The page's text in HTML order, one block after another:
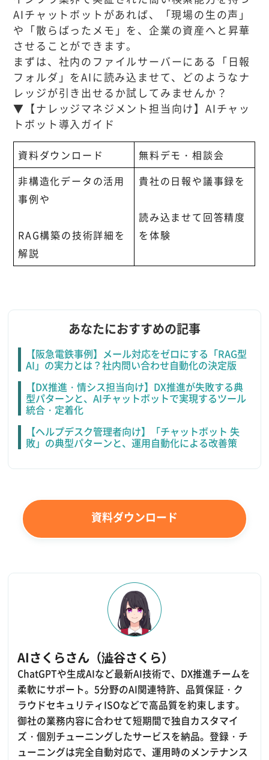
AIチャットボットがあれば、「現場の生の声」
や「散らばったメモ」を、企業の資産へと昇華
させることができます。
まずは、社内のファイルサーバーにある「日報
フォルダ」をAIに読み込ませて、どのようなナ
レッジが引き出せるか試してみませんか？
▼【ナレッジマネジメント担当向け】AIチャッ
トボット導入ガイド
資料ダウンロード
無料デモ・相談会
非構造化データの活用
事例や
RAG構築の技術詳細を
解説
貴社の日報や議事録を
読み込ませて回答精度
を体験
あなたにおすすめの記事
【阪急電鉄事例】メール対応をゼロにする「RAG型
AI」の実力とは？社内問い合わせ自動化の決定版
【DX推進・情シス担当向け】DX推進が失敗する典
型パターンと、AIチャットボットで実現するツール
統合・定着化
【ヘルプデスク管理者向け】「チャットボット 失
敗」の典型パターンと、運用自動化による改善策
資料ダウンロード
AIさくらさん（澁谷さくら）
ChatGPTや生成AIなど最新AI技術で、DX推進チームを
柔軟にサポート。5分野のAI関連特許、品質保証・ク
ラウドセキュリティISOなどで高品質を約束します。
御社の業務内容に合わせて短期間で独自カスタマイ
ズ・個別チューニングしたサービスを納品。登録・チ
ューニングは完全自動対応で、運用時のメンテナンス